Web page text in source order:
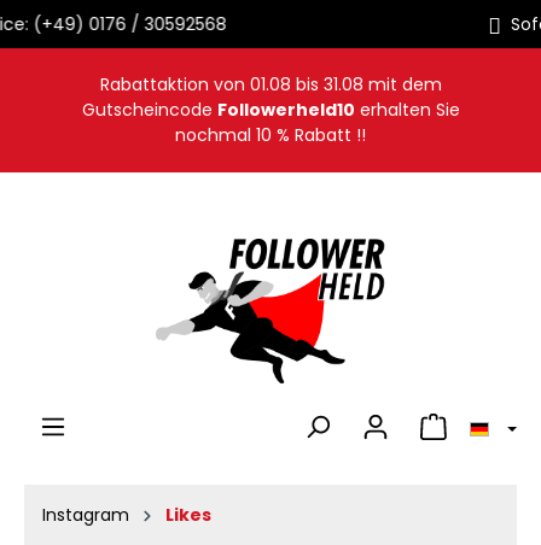
springen Sofortige Auslieferung
Rabattaktion von 01.08 bis 31.08 mit dem
Gutscheincode Followerheld10 erhalten Sie
nochmal 10 % Rabatt !!
Warenkorb
Instagram Likes